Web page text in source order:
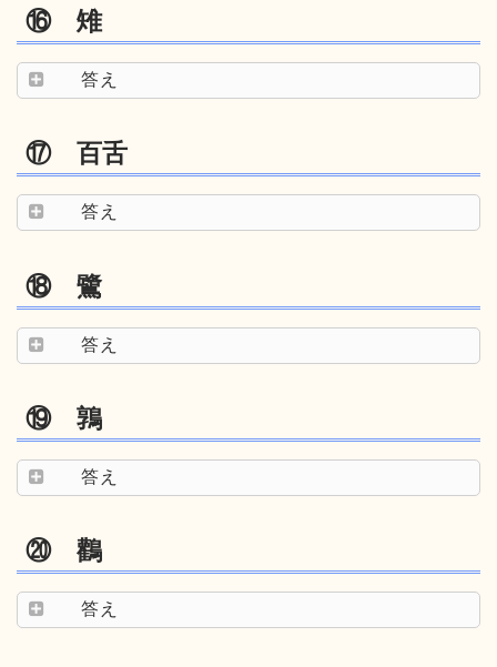
⑯ 雉
答え
⑰ 百舌
答え
⑱ 鷺
答え
⑲ 鶉
答え
⑳ 鸛
答え